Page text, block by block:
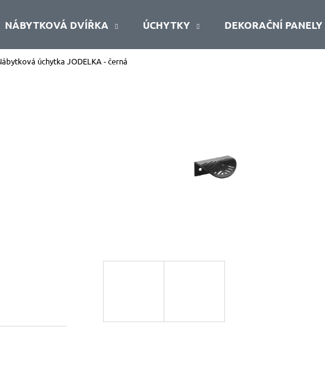
NÁBYTKOVÁ DVÍŘKA ÚCHYTKY DEKORAČNÍ PANELY
úchytka JODELKA - černáCo potřebujete najít?
Doporučujeme